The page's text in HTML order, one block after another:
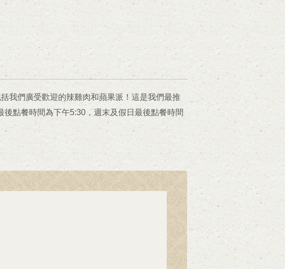
我們廣受歡迎的辣雞肉和蘋果派！這是我們最推
後點餐時間為下午5:30，週末及假日最後點餐時間